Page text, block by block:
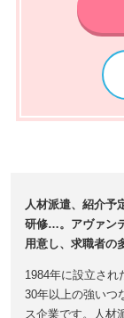
人材派遣、紹介予
研修…。アヴァン
用意し、求職者の
1984年に設立され
30年以上の強いつ
ス企業です。人材